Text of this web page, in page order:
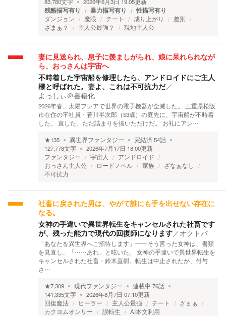
残酷描写有り 暴力描写有り 性描写有り
ダンジョン 魔眼 チート 成り上がり
差別
ざまぁ？
主人公最強？ 現地主人公
妻に見送られ、息子に羨ましがられ、娘に呆れられなが
ら、おっさんは宇宙へ
不時着した宇宙船を修理したら、アンドロイドにご主人
様と呼ばれた。妻よ、これは不可抗力だ／
よっしぃ＠書籍化
2026年春、太陽フレアで世界の電子機器が全滅した。 三重県松阪
市在住の平社員・蒼川半次郎（53歳）の庭先に、宇宙船が不時着
した。 直した。ただ詰まりを抜いただけだ。 お礼にアン…
★135 異世界ファンタジー 完結済54話
127,778文字 2026年7月17日 18:00更新
ファンタジー
宇宙人
アンドロイド
おっさん主人公
ロードノベル 家族
ざなぁなし
不可抗力
社畜に戻された男は、やがて誰にも手を出せない存在に
なる。
女神の手違いで異世界転生をキャンセルされた社畜です
が、残った能力で現代の回復師になります／オクトパ
「あなたを異世界へご招待します」——そう言った女神は、書類
を見直し、「……あれ」と呟いた。 女神の手違いで異世界転生を
キャンセルされた社畜・鈴木直樹。転生は中止されたが、付与
さ…
★7,309 現代ファンタジー 連載中 76話
141,335文字 2026年8月7日 07:10更新
回復魔法
ヒーラー 主人公最強 チート
ざまぁ
カクヨムオンリー
誤転生 AI本文利用